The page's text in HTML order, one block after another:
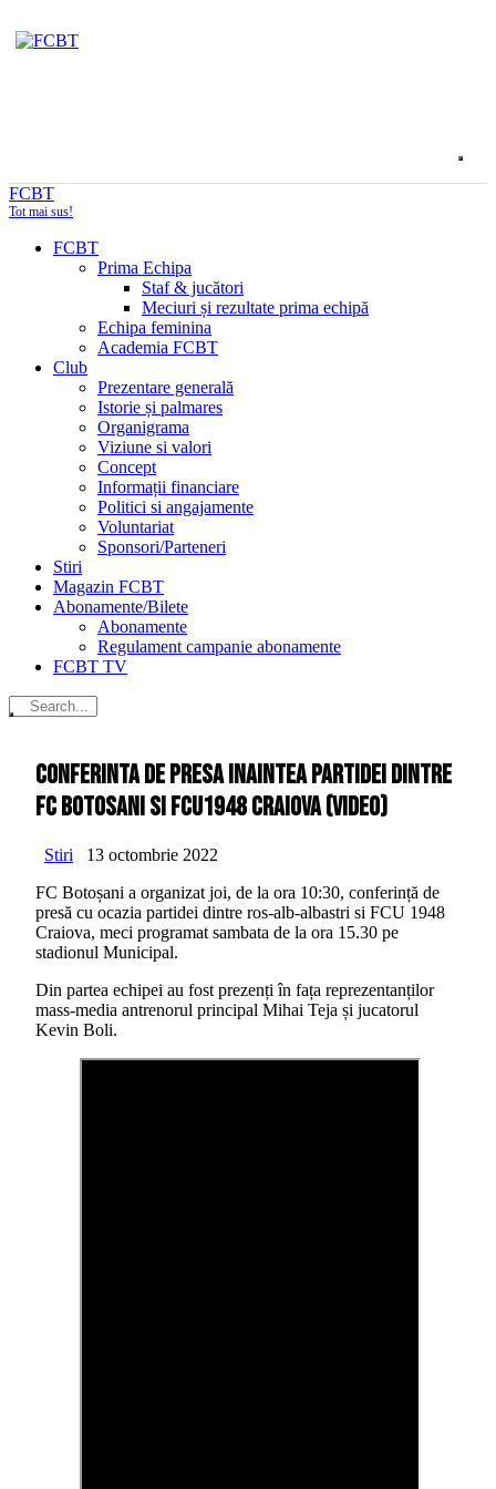
FCBT
Tot mai sus!
FCBT
Prima Echipa
Staf & jucători
Meciuri și rezultate prima echipă
Echipa feminina
Academia FCBT
Club
Prezentare generală
Istorie și palmares
Organigrama
Viziune si valori
Concept
Informații financiare
Politici si angajamente
Voluntariat
Sponsori/Parteneri
Stiri
Magazin FCBT
Abonamente/Bilete
Abonamente
Regulament campanie abonamente
FCBT TV
Conferinta de presa inaintea partidei dintre
FC Botosani si FCU1948 Craiova (video)
Stiri
13 octombrie 2022
FC Botoșani a organizat joi, de la ora 10:30, conferință de
presă cu ocazia partidei dintre ros-alb-albastri si FCU 1948
Craiova, meci programat sambata de la ora 15.30 pe
stadionul Municipal.
Din partea echipei au fost prezenți în fața reprezentanților
mass-media antrenorul principal Mihai Teja și jucatorul
Kevin Boli.